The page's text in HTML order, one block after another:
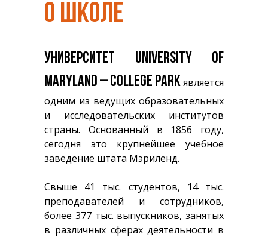
О ШКОЛЕ
УНИВЕРСИТЕТ UNIVERSITY OF
MARYLAND – COLLEGE PARKявляется
одним из ведущих образовательных
и исследовательских институтов
страны. Основанный в 1856 году,
сегодня это крупнейшее учебное
заведение штата Мэриленд.
Свыше 41 тыс. студентов, 14 тыс.
преподавателей и сотрудников,
более 377 тыс. выпускников, занятых
в различных сферах деятельности в